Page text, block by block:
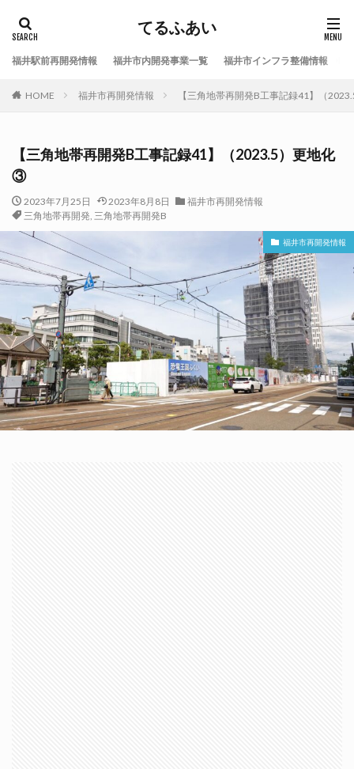
てるふあい
福井駅前再開発情報 福井市内開発事業一覧 福井市インフラ整備情報
HOME 福井市再開発情報 【三角地帯再開発B工事記録41】（
【三角地帯再開発B工事記録41】（2023.5）更地化
③
2023年7月25日 2023年8月8日
福井市再開発情報
三角地帯再開発, 三角地帯再開発B
福井市再開発情報